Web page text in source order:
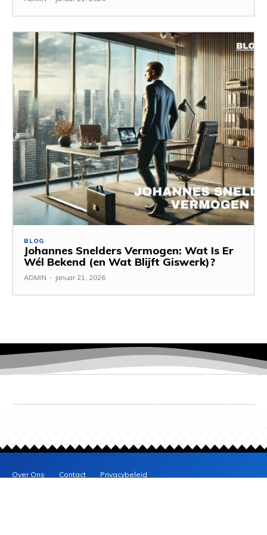
BLOG
Johannes Snelders Vermogen: Wat Is Er
Wél Bekend (en Wat Blijft Giswerk)?
ADMIN - januar 21, 2026
Over Ons Contact Privacybeleid